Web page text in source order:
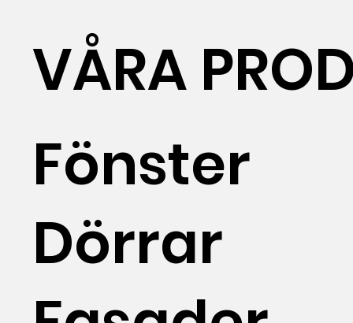
Fönster
Dörrar
VÅRA